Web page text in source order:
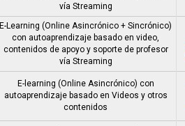
vía Streaming
E-Learning (Online Asincrónico + Sincrónico)
con autoaprendizaje basado en video,
contenidos de apoyo y soporte de profesor
vía Streaming
E-learning (Online Asincrónico) con
autoaprendizaje basado en Videos y otros
contenidos